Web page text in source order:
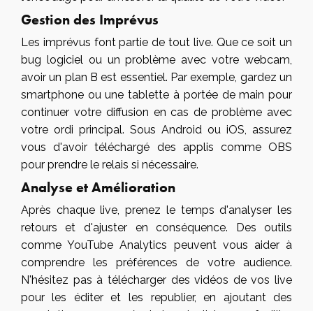
Gestion des Imprévus
Les imprévus font partie de tout live. Que ce soit un
bug logiciel ou un problème avec votre webcam,
avoir un plan B est essentiel. Par exemple, gardez un
smartphone ou une tablette à portée de main pour
continuer votre diffusion en cas de problème avec
votre ordi principal. Sous Android ou iOS, assurez
vous d'avoir téléchargé des applis comme OBS
pour prendre le relais si nécessaire.
Analyse et Amélioration
Après chaque live, prenez le temps d'analyser les
retours et d'ajuster en conséquence. Des outils
comme YouTube Analytics peuvent vous aider à
comprendre les préférences de votre audience.
N'hésitez pas à télécharger des vidéos de vos live
pour les éditer et les republier, en ajoutant des